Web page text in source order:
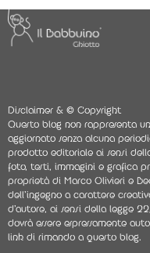
Disclaimer & © Copyright
Questo blog non rappresenta
aggiornato senza alcuna
prodotto editoriale ai sensi
foto, testi, immagini e grafica
proprietà di Marco Olivieri e
dell’ingegno a carattere
d’autore, ai sensi della legge
dovrà essere espressamente
link di rimando a questo blog.